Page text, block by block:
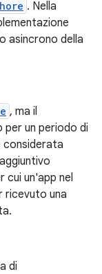
. Nella
asincrono della
, ma il
un periodo di
considerata
cui un'app nel
ricevuto una
di